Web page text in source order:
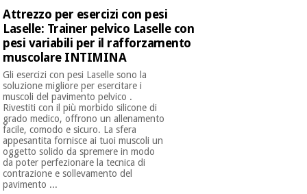
Attrezzo per esercizi con pesi
Laselle: Trainer pelvico Laselle con
pesi variabili per il rafforzamento
muscolare INTIMINA
Gli esercizi con pesi Laselle sono la
soluzione migliore per esercitare i
muscoli del pavimento pelvico .
Rivestiti con il più morbido silicone di
grado medico, offrono un allenamento
facile, comodo e sicuro. La sfera
appesantita fornisce ai tuoi muscoli un
oggetto solido da spremere in modo
da poter perfezionare la tecnica di
contrazione e sollevamento del
pavimento ...